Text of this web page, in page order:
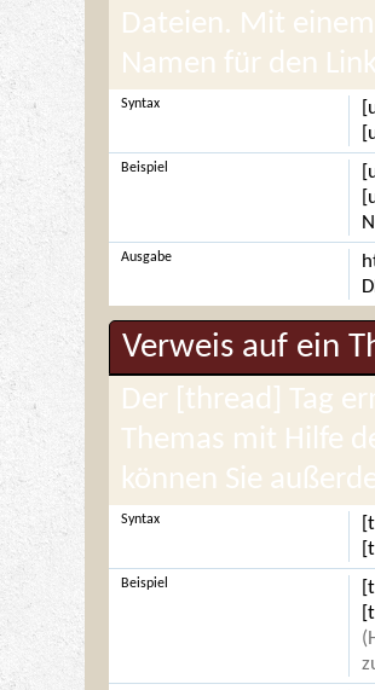
Dateien. Mit
Namen für den
Syntax
Beispiel
Ausgabe
Verweis auf ein
Der [thread] Tag
Themas mit Hilfe
können Sie
Syntax
Beispiel